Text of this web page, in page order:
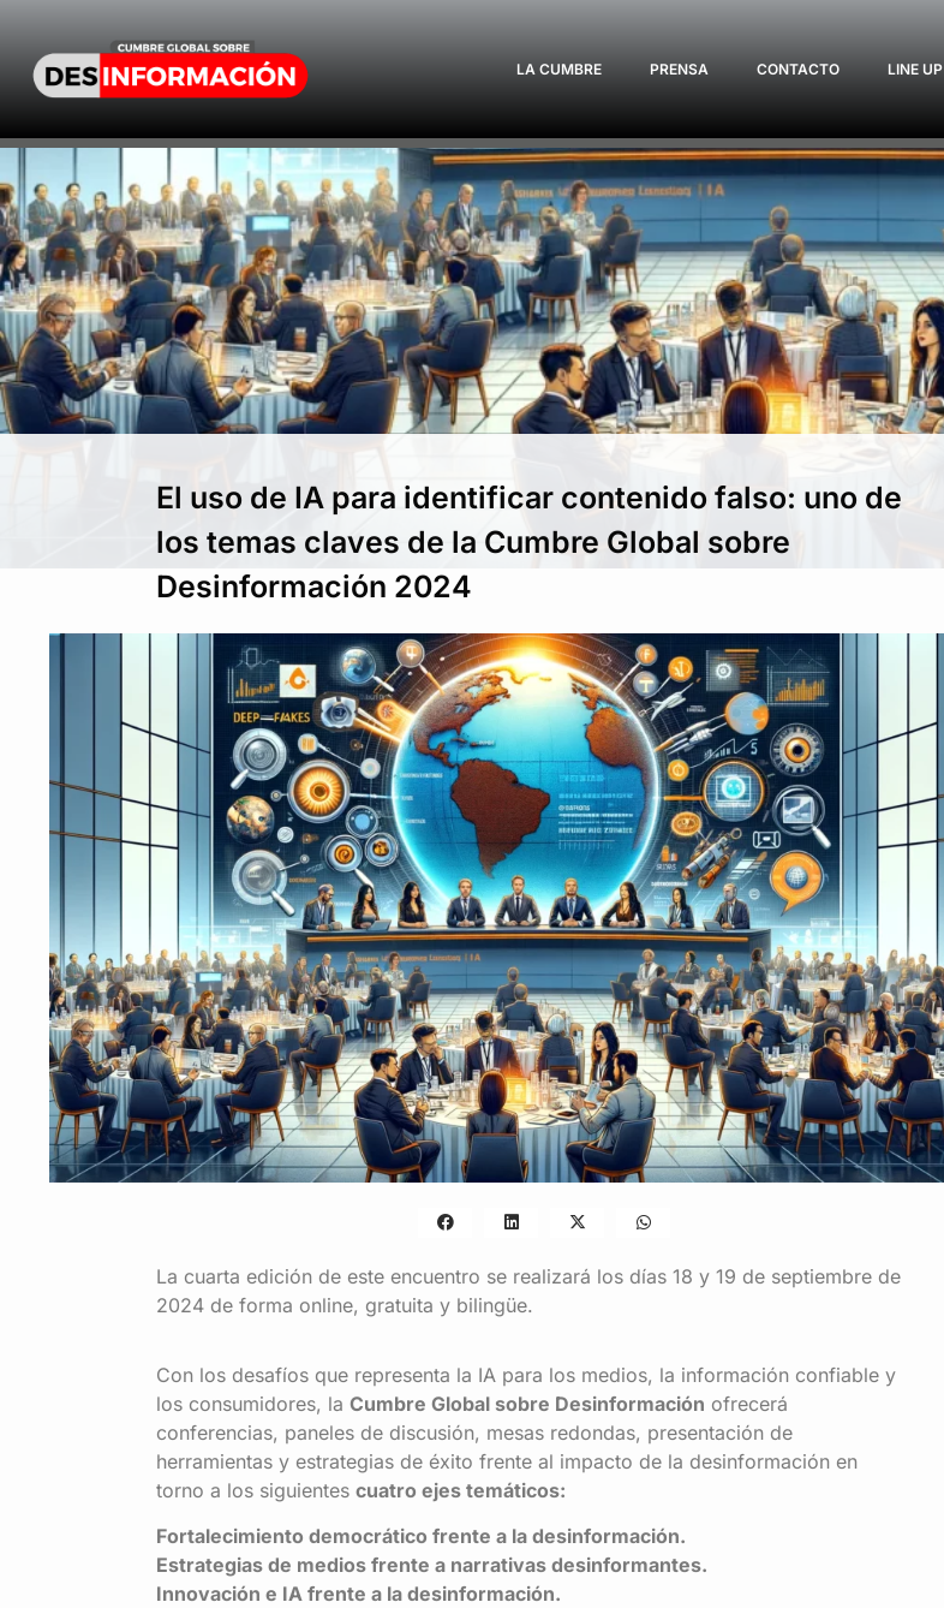
LA CUMBRE PRENSA CONTACTO LINE UP
El uso de IA para identificar contenido falso: uno de
los temas claves de la Cumbre Global sobre
Desinformación 2024
La cuarta edición de este encuentro se realizará los días 18 y 19 de septiembre de
2024 de forma online, gratuita y bilingüe.
Con los desafíos que representa la IA para los medios, la información confiable y
los consumidores, la Cumbre Global sobre Desinformación ofrecerá
conferencias, paneles de discusión, mesas redondas, presentación de
herramientas y estrategias de éxito frente al impacto de la desinformación en
torno a los siguientes cuatro ejes temáticos:
Fortalecimiento democrático frente a la desinformación.
Estrategias de medios frente a narrativas desinformantes.
Innovación e IA frente a la desinformación.